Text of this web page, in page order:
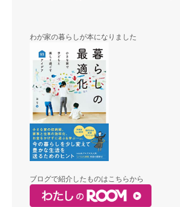
わが家の暮らしが本になりました
ブログで紹介したものはこちらから